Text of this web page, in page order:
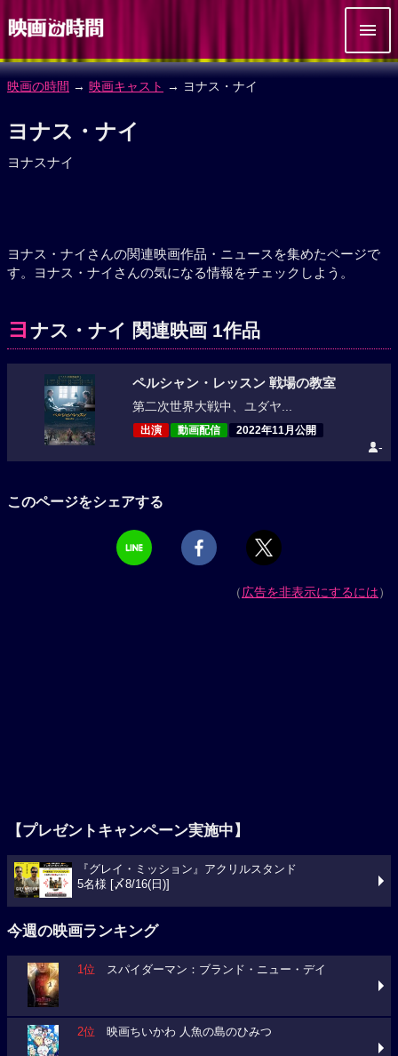
映画の時間 → 映画キャスト → ヨナス・ナイ
ヨナス・ナイ
ヨナスナイ
ヨナス・ナイさんの関連映画作品・ニュースを集めたページで
す。ヨナス・ナイさんの気になる情報をチェックしよう。
ヨ ナス・ナイ 関連映画 1作品
ペルシャン・レッスン 戦場の教室
第二次世界大戦中、ユダヤ...
出演 動画配信 2022年11月公開
-
このページをシェアする
（広告を非表示にするには）
【プレゼントキャンペーン実施中】
『グレイ・ミッション』アクリルスタンド
5名様 [〆8/16(日)]
今週の映画ランキング
1位 スパイダーマン：ブランド・ニュー・デイ
2位 映画ちいかわ 人魚の島のひみつ